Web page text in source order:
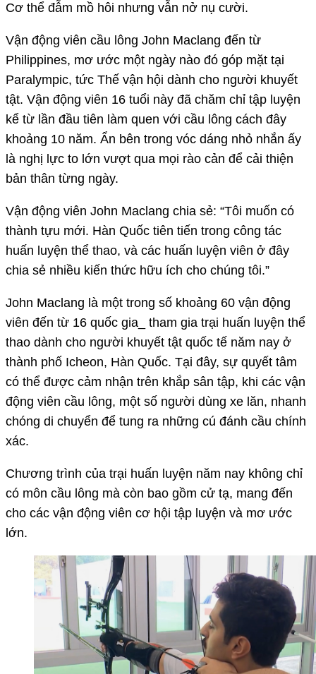
Cơ thể đẫm mồ hôi nhưng vẫn nở nụ cười.
Vận động viên cầu lông John Maclang đến từ
Philippines, mơ ước một ngày nào đó góp mặt tại
Paralympic, tức Thế vận hội dành cho người khuyết
tật. Vận động viên 16 tuổi này đã chăm chỉ tập luyện
kể từ lần đầu tiên làm quen với cầu lông cách đây
khoảng 10 năm. Ẩn bên trong vóc dáng nhỏ nhắn ấy
là nghị lực to lớn vượt qua mọi rào cản để cải thiện
bản thân từng ngày.
Vận động viên John Maclang chia sẻ: “Tôi muốn có
thành tựu mới. Hàn Quốc tiên tiến trong công tác
huấn luyện thể thao, và các huấn luyện viên ở đây
chia sẻ nhiều kiến thức hữu ích cho chúng tôi.”
John Maclang là một trong số khoảng 60 vận động
viên đến từ 16 quốc gia_ tham gia trại huấn luyện thể
thao dành cho người khuyết tật quốc tế năm nay ở
thành phố Icheon, Hàn Quốc. Tại đây, sự quyết tâm
có thể được cảm nhận trên khắp sân tập, khi các vận
động viên cầu lông, một số người dùng xe lăn, nhanh
chóng di chuyển để tung ra những cú đánh cầu chính
xác.
Chương trình của trại huấn luyện năm nay không chỉ
có môn cầu lông mà còn bao gồm cử tạ, mang đến
cho các vận động viên cơ hội tập luyện và mơ ước
lớn.